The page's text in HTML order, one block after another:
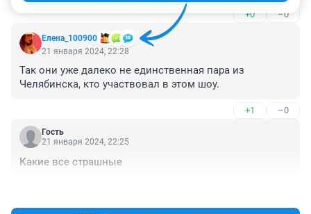
+0 –0
Елена_100900
21 января 2024, 22:28
Так они уже далеко не единственная пара из
Челябинска, кто участвовал в этом шоу.
+1 –0
Гость
21 января 2024, 22:25
Какие все страшные